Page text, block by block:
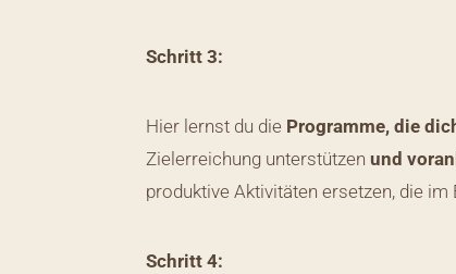
Schritt 3:
Hier lernst du die Programme, die
Zielerreichung unterstützenund
produktive Aktivitäten ersetzen, die
Schritt 4: